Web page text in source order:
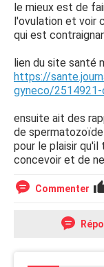
le mieux est de
l'ovulation et voir
qui est
lien du site santé
https://
gyneco/
ensuite ait des
de
pour le plaisir
concevoir et de
Commenter